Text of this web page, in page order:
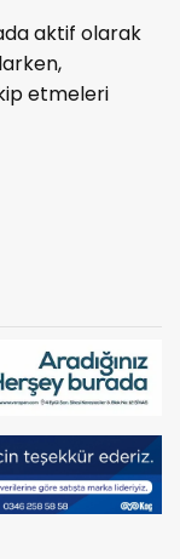
aktif olarak
etmeleri